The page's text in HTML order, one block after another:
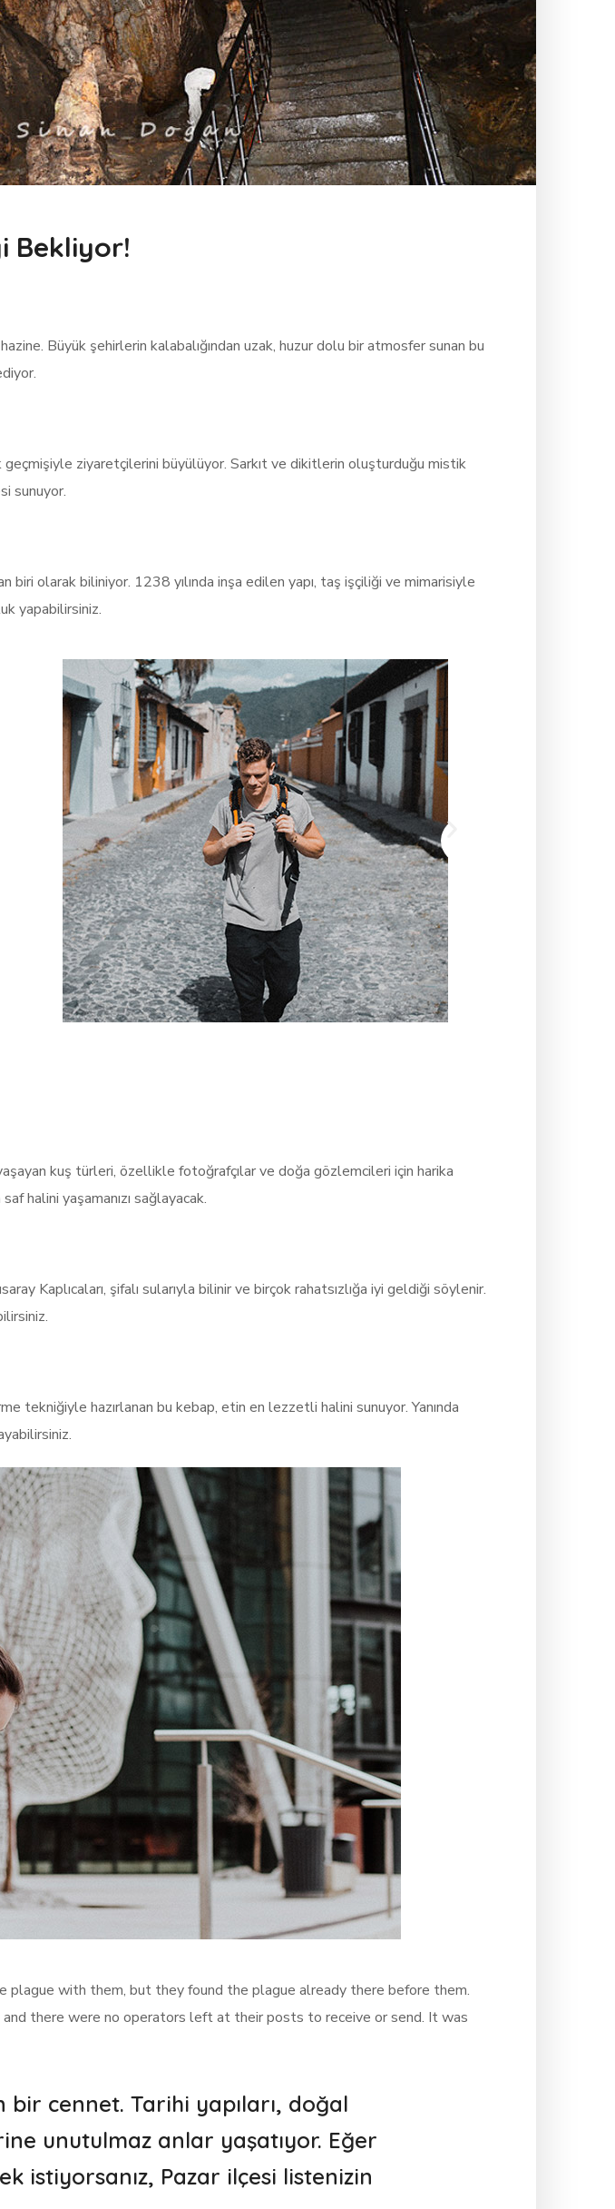
Bekliyor!
Büyük şehirlerin kalabalığından uzak, huzur dolu bir atmosfer sunan bu
geçmişiyle ziyaretçilerini büyülüyor. Sarkıt ve dikitlerin oluşturduğu mistik
sunuyor.
biri olarak biliniyor. 1238 yılında inşa edilen yapı, taş işçiliği ve mimarisiyle
yapabilirsiniz.
kuş türleri, özellikle fotoğrafçılar ve doğa gözlemcileri için harika
halini yaşamanızı sağlayacak.
Kaplıcaları, şifalı sularıyla bilinir ve birçok rahatsızlığa iyi geldiği söylenir.
tekniğiyle hazırlanan bu kebap, etin en lezzetli halini sunuyor. Yanında
plague with them, but they found the plague already there before them.
there were no operators left at their posts to receive or send. It was
bir cennet. Tarihi yapıları, doğal
unutulmaz anlar yaşatıyor. Eğer
istiyorsanız, Pazar ilçesi listenizin